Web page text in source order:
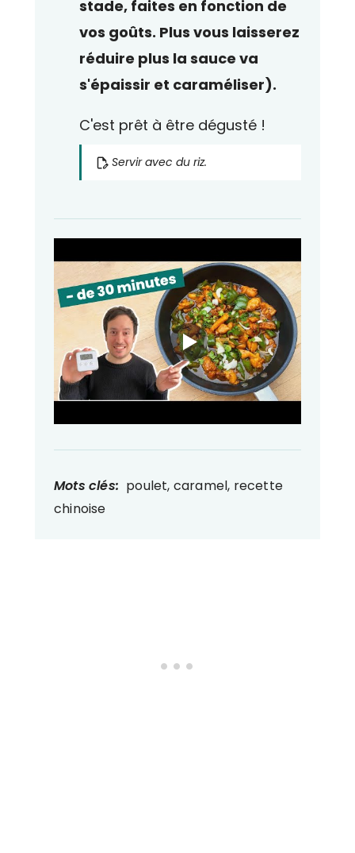
stade, faites en fonction de
vos goûts. Plus vous laisserez
réduire plus la sauce va
s'épaissir et caraméliser).
C'est prêt à être dégusté !
Servir avec du riz.
Mots clés: poulet, caramel, recette
chinoise